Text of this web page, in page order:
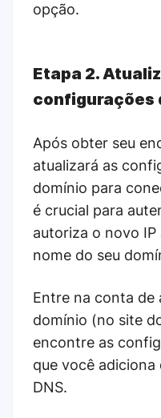
opção.
Etapa 2.
configurações
Após obter seu
atualizará as
domínio para
é crucial para
autoriza o novo IP
nome do seu
Entre na conta de
domínio (no site
encontre as
que você
DNS.